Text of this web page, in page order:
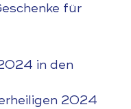
für
in den
2024